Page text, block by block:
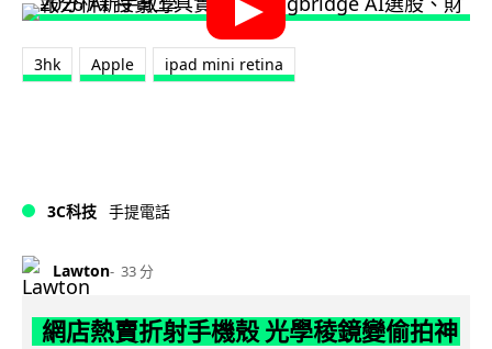
3hk Apple ipad mini retina
3C科技 手提電話
Lawton 33 分
網店熱賣折射手機殼 光學稜鏡變偷拍神